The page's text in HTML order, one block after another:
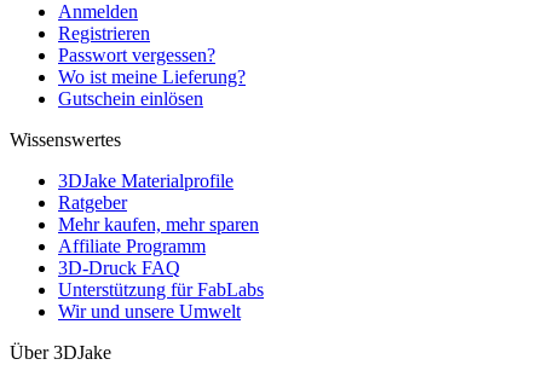
Anmelden
Registrieren
Passwort vergessen?
Wo ist meine Lieferung?
Gutschein einlösen
Wissenswertes
3DJake Materialprofile
Ratgeber
Mehr kaufen, mehr sparen
Affiliate Programm
3D-Druck FAQ
Unterstützung für FabLabs
Wir und unsere Umwelt
Über 3DJake